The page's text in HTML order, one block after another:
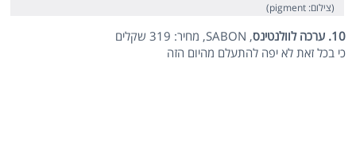
(צילום: pigment)
10. ערכה לוולנטינס
, SABON, מחיר: 319 שקלים
כי בכל זאת לא יפה להתעלם מהיום הזה